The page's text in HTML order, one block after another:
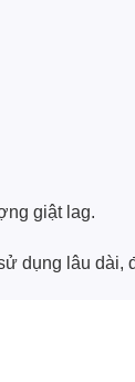
giật lag.
dụng lâu dài,